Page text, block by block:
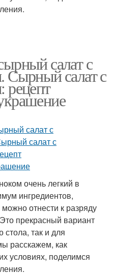
салат с
Сырный салат с
рецепт
очень легкий в
ингредиентов,
отнести к разряду
прекрасный вариант
стола, так и для
расскажем, как
условиях, поделимся